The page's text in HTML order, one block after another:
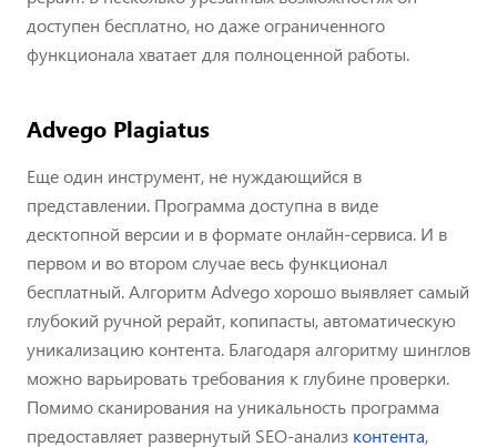
доступен бесплатно, но даже ограниченного
функционала хватает для полноценной работы.
Advego Plagiatus
Еще один инструмент, не нуждающийся в
представлении. Программа доступна в виде
десктопной версии и в формате онлайн-сервиса. И в
первом и во втором случае весь функционал
бесплатный. Алгоритм Advego хорошо выявляет самый
глубокий ручной рерайт, копипасты, автоматическую
уникализацию контента. Благодаря алгоритму шинглов
можно варьировать требования к глубине проверки.
Помимо сканирования на уникальность программа
предоставляет развернутый SEO-анализ контента,